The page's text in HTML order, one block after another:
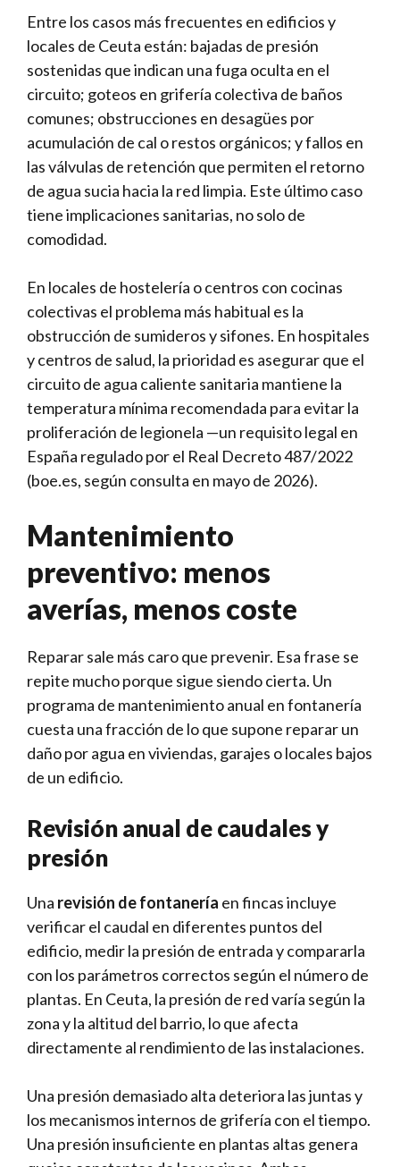
Entre los casos más frecuentes en edificios y
locales de Ceuta están: bajadas de presión
sostenidas que indican una fuga oculta en el
circuito; goteos en grifería colectiva de baños
comunes; obstrucciones en desagües por
acumulación de cal o restos orgánicos; y fallos en
las válvulas de retención que permiten el retorno
de agua sucia hacia la red limpia. Este último caso
tiene implicaciones sanitarias, no solo de
comodidad.
En locales de hostelería o centros con cocinas
colectivas el problema más habitual es la
obstrucción de sumideros y sifones. En hospitales
y centros de salud, la prioridad es asegurar que el
circuito de agua caliente sanitaria mantiene la
temperatura mínima recomendada para evitar la
proliferación de legionela —un requisito legal en
España regulado por el Real Decreto 487/2022
(boe.es, según consulta en mayo de 2026).
Mantenimiento
preventivo: menos
averías, menos coste
Reparar sale más caro que prevenir. Esa frase se
repite mucho porque sigue siendo cierta. Un
programa de mantenimiento anual en fontanería
cuesta una fracción de lo que supone reparar un
daño por agua en viviendas, garajes o locales bajos
de un edificio.
Revisión anual de caudales y
presión
Una revisión de fontanería en fincas incluye
verificar el caudal en diferentes puntos del
edificio, medir la presión de entrada y compararla
con los parámetros correctos según el número de
plantas. En Ceuta, la presión de red varía según la
zona y la altitud del barrio, lo que afecta
directamente al rendimiento de las instalaciones.
Una presión demasiado alta deteriora las juntas y
los mecanismos internos de grifería con el tiempo.
Una presión insuficiente en plantas altas genera